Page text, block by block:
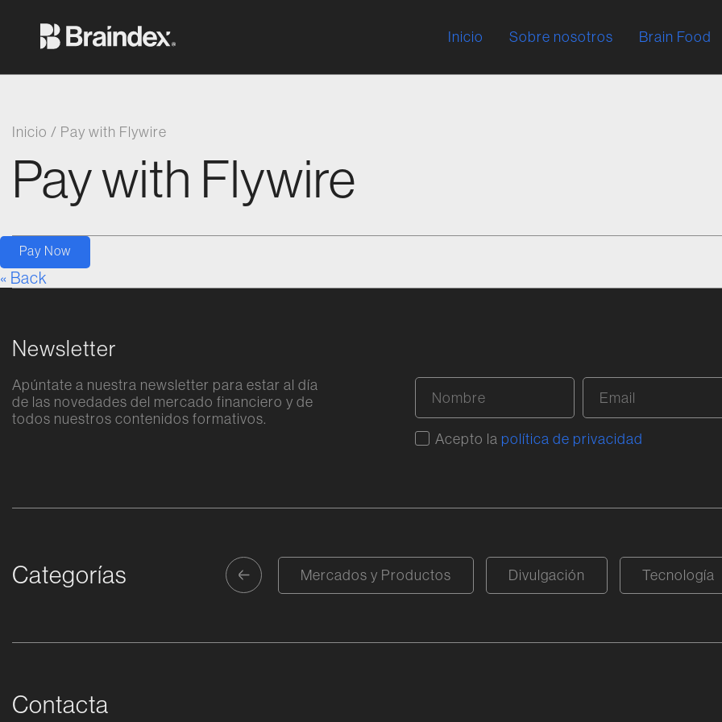
Inicio Sobre nosotros Brain Food
Inicio / Pay with Flywire
Pay with Flywire
Pay Now
« Back
Newsletter
Apúntate a nuestra newsletter para estar al día
de las novedades del mercado financiero y de
todos nuestros contenidos formativos.
Acepto la política de privacidad
Categorías
Tecnología Regulación Mercados y Productos Divulgación Tecnología
Contacta